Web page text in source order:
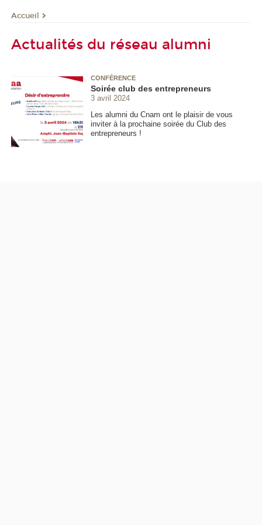
Accueil
Actualités du réseau alumni
CONFÉRENCE
Soirée club des entrepreneurs
3 avril 2024
Les alumni du Cnam ont le plaisir de vous
inviter à la prochaine soirée du Club des
entrepreneurs !